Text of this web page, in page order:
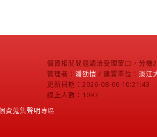
個資相關問題請洽受理窗口，分機
管理者： 潘劭愷 / 建置單位： 淡江
更新日期：2026-08-06 10:21:43
線上人數：1097
資蒐集聲明專區